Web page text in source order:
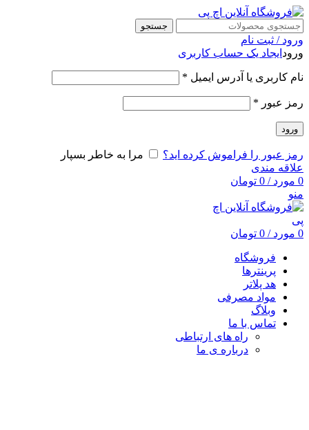
جستجو
ورود / ثبت نام
ورود ایجاد یک حساب کاربری
نام کاربری یا آدرس ایمیل *
رمز عبور *
ورود
رمز عبور را فراموش کرده اید؟
مرا به خاطر بسپار
علاقه مندی
0 مورد /
0 تومان
منو
0 مورد /
0 تومان
فروشگاه
پرینترها
هد پلاتر
مواد مصرفی
وبلاگ
تماس با ما
راه های ارتباطی
درباره ی ما